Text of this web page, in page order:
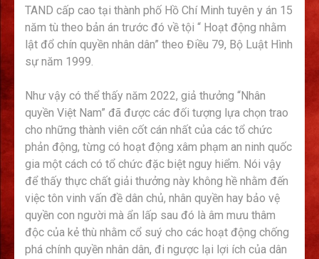
TAND cấp cao tại thành phố Hồ Chí Minh tuyên y án 15
năm tù theo bản án trước đó về tội “ Hoạt động nhằm
lật đổ chín quyền nhân dân” theo Điều 79, Bộ Luật Hình
sự năm 1999.
Như vậy có thể thấy năm 2022, giả thưởng “Nhân
quyền Việt Nam” đã được các đối tượng lựa chọn trao
cho những thành viên cốt cán nhất của các tổ chức
phản động, từng có hoạt động xâm phạm an ninh quốc
gia một cách có tổ chức đặc biệt nguy hiểm. Nói vậy
để thấy thực chất giải thưởng này không hề nhằm đến
việc tôn vinh vấn đề dân chủ, nhân quyền hay bảo vệ
quyền con người mà ẩn lấp sau đó là âm mưu thâm
độc của kẻ thù nhằm cổ suý cho các hoạt động chống
phá chính quyền nhân dân, đi ngược lại lợi ích của dân